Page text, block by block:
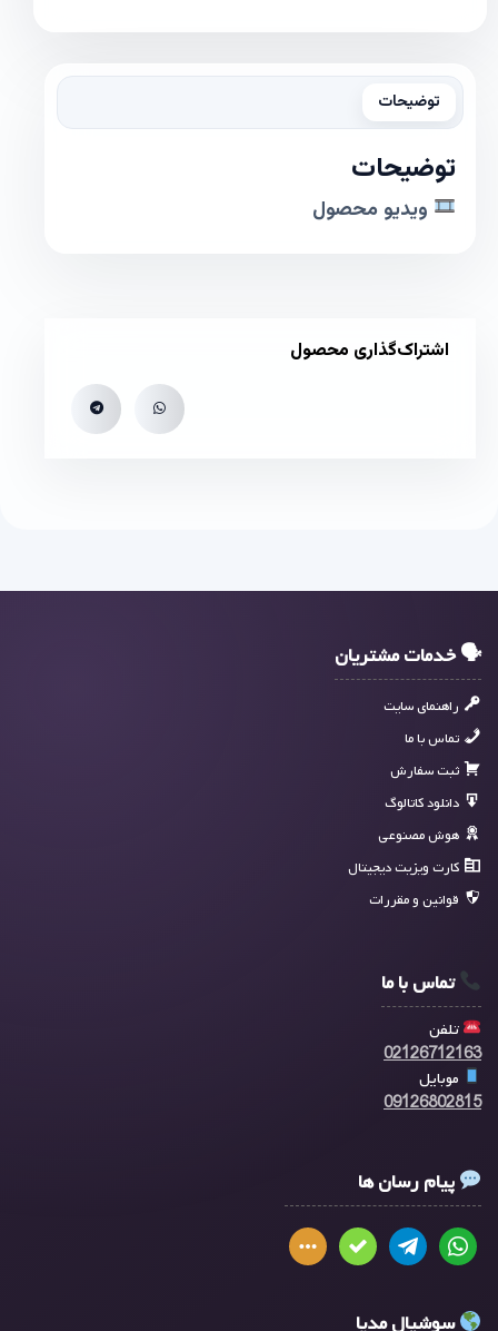
توضیحات
توضیحات
ویدیو محصول
اشتراک‌گذاری محصول
🗣 خدمات مشتریان
راهنمای سایت
تماس با ما
ثبت سفارش
دانلود کاتالوگ
هوش مصنوعی
کارت ویزیت دیجیتال
قوانین و مقررات
تماس با ما
تلفن
02126712163
موبایل
09126802815
پیام رسان ها
سوشیال مدیا